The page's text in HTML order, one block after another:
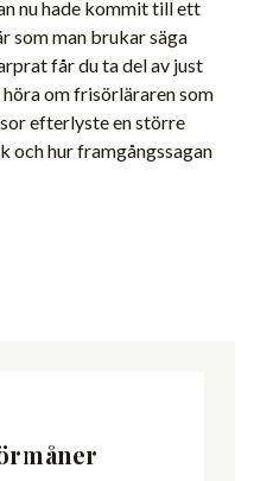
nu hade kommit till ett
som man brukar säga
får du ta del av just
om frisörläraren som
efterlyste en större
och hur framgångssagan